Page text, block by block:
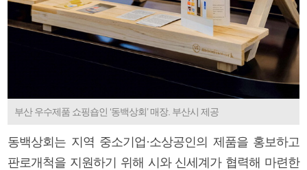
부산 우수제품 쇼핑숍인 ‘동백상회’ 매장. 부산시 제공
동백상회는 지역 중소기업·소상공인의 제품을 홍보하고
판로개척을 지원하기 위해 시와 신세계가 협력해 마련한